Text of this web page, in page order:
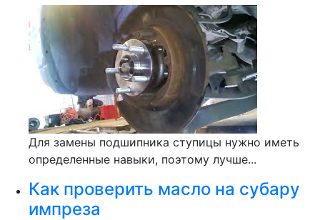
Для замены подшипника ступицы нужно иметь
определенные навыки, поэтому лучше...
Как проверить масло на субару
импреза